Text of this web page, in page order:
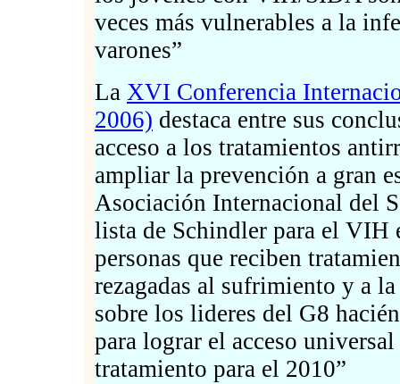
veces más vulnerables a la
varones”
La XVI Conferencia
2006) destaca entre sus
acceso a los tratamientos
ampliar la prevención a gran
Asociación Internacional del
lista de Schindler para el VIH
personas que reciben
rezagadas al sufrimiento y a
sobre los lideres del G8
para lograr el acceso
tratamiento para el 2010”